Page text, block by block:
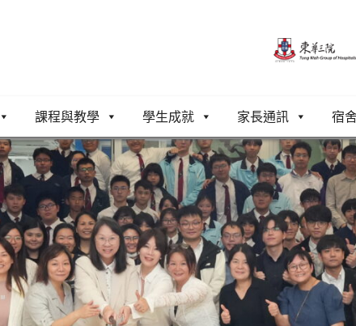
課程與教學 學生成就 家長通訊 宿